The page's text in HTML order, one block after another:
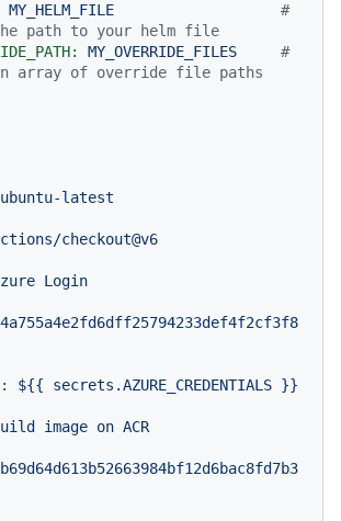
MY_HELM_FILE
#
path to your helm file
MY_OVERRIDE_FILES
#
array of override file paths
ubuntu-latest
checkout@v6
Login
${{ secrets.AZURE_CREDENTIALS }}
image on ACR